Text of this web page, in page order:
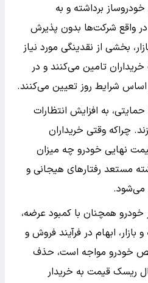
برداشته و به
واقع شرکت‌ها بدون پذیرش
بخشی از نقدینگی مورد نیاز
تامین می‌کنند و در
اساس شرایط روز تعیین می‌کنند.
به افزایش انتظارات
چراکه وقتی خریداران
نهایی خودرو چه میزان
مستعد رفتارهای هیجانی و
می‌شود.
خودرو همچنان با کمبود عرضه،
ابهام در فرآیند فروش و
خودرو مواجه است، حذف
ریسک قیمت به خریدار